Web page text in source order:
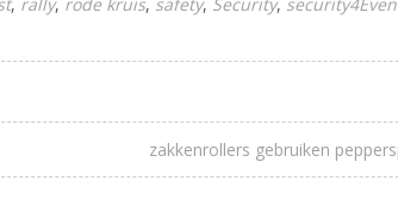
zakkenrollers gebruiken